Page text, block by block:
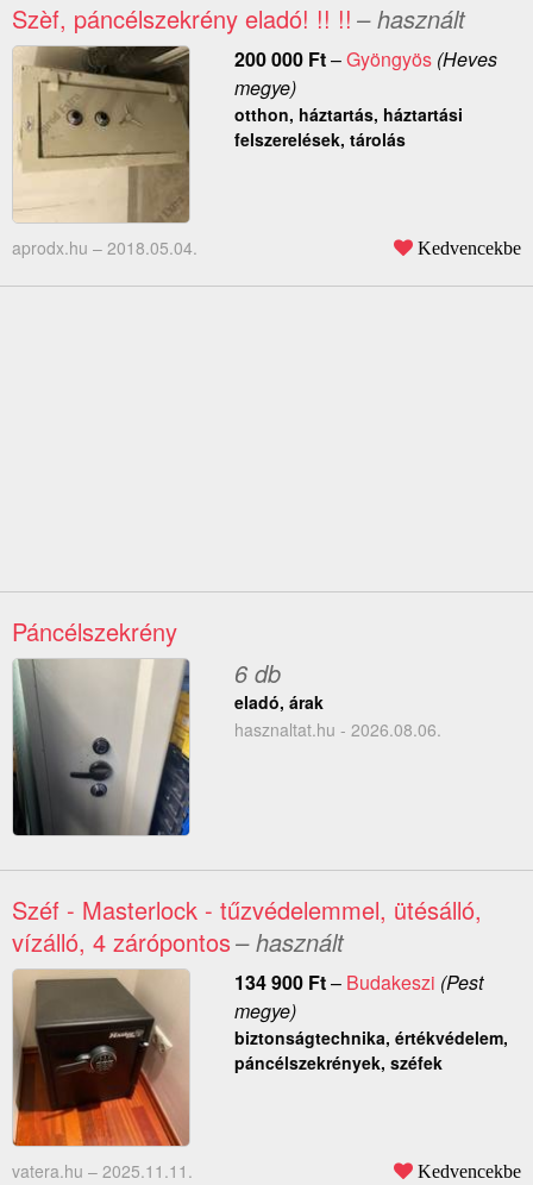
Szèf, páncélszekrény eladó! !! !! – használt
200 000 Ft–Gyöngyös(Heves
megye)
otthon, háztartás, háztartási
felszerelések, tárolás
aprodx.hu – 2018.05.04. Kedvencekbe
Páncélszekrény
6 db
eladó, árak
hasznaltat.hu - 2026.08.06.
Széf - Masterlock - tűzvédelemmel, ütésálló,
vízálló, 4 zárópontos– használt
134 900 Ft– Budakeszi (Pest
megye)
biztonságtechnika, értékvédelem,
páncélszekrények, széfek
vatera.hu – 2025.11.11. Kedvencekbe